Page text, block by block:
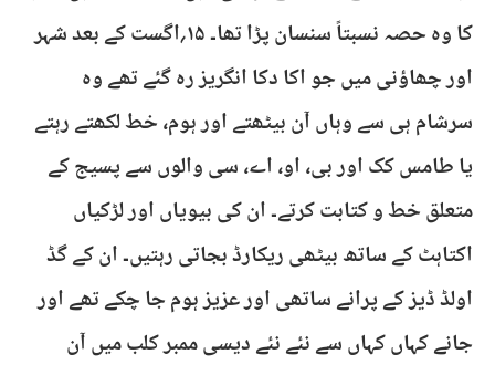
کا وہ حصہ نسبتاً سنسان پڑا تھا۔ ۱۵؍اگست کے بعد شہر
اور چھاؤنی میں جو اکا دکا انگریز رہ گئے تھے وہ
سرشام ہی سے وہاں آن بیٹھتے اور ہوم، خط لکھتے رہتے
یا طامس کک اور بی، او، اے، سی والوں سے پسیج کے
متعلق خط و کتابت کرتے۔ ان کی بیویاں اور لڑکیاں
اکتاہٹ کے ساتھ بیٹھی ریکارڈ بجاتی رہتیں۔ ان کے گڈ
اولڈ ڈیز کے پرانے ساتھی اور عزیز ہوم جا چکے تھے اور
جانے کہاں کہاں سے نئے نئے دیسی ممبر کلب میں آن